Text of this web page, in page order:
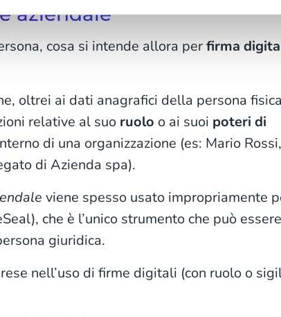
aziendale
cosa si intende allora perfirma
oltrei ai dati anagrafici della persona
relative al suo ruolo o ai suoi poteri di
di una organizzazione (es: Mario Rossi,
di Azienda spa).
viene spesso usato impropriamente
che è l’unico strumento che può
giuridica.
nell’uso di firme digitali (con ruolo o